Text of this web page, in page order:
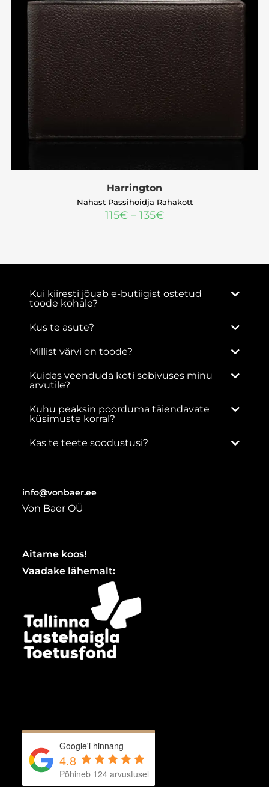
Nahast Passihoidja Rahakott
Harrington
115€ – 135€
Kui kiiresti jõuab e-butiigist ostetud
toode kohale?
Kus te asute?
Millist värvi on toode?
Kuidas veenduda koti sobivuses minu
arvutile?
Kuhu peaksin pöörduma täiendavate
küsimuste korral?
Kas te teete soodustusi?
info@vonbaer.ee
Von Baer OÜ
Aitame koos!
Vaadake lähemalt:
Google'i hinnang
4.8
Põhineb 124 arvustusel